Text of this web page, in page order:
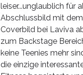
leiser...unglaublich für
Abschlussbild mit
Coverbild bei Laviva
zum Backstage
keine Teenies mehr
die einzige